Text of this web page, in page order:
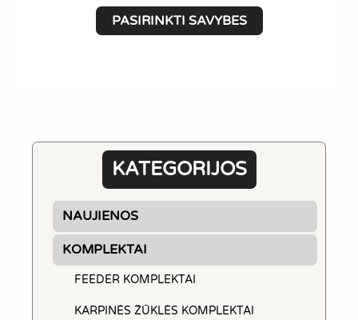
KATEGORIJOS
NAUJIENOS
KOMPLEKTAI
FEEDER KOMPLEKTAI
KARPINĖS ŽŪKLĖS KOMPLEKTAI
PASIRINKTI SAVYBES
This
product
options
chosen
product